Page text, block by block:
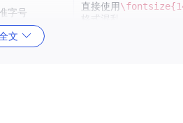
字号
直接使用
格式混乱
应用整个国家标准参考文献格式，无需
文